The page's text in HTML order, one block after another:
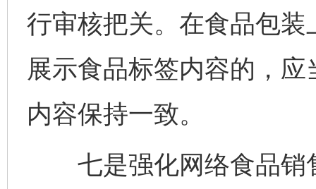
行审核把关。在食品包
展示食品标签内容的，
内容保持一致。
七是强化网络食品销